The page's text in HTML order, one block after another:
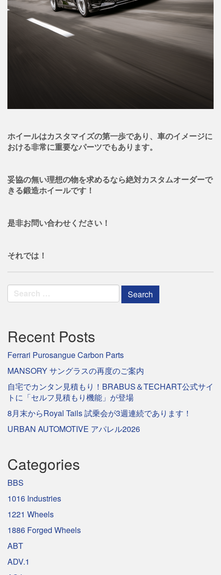
ホイールはカスタマイズの第一歩であり、車のイメージに
おける非常に重要なパーツでもあります。
妥協の無い理想の物を求めるなら絶対カスタムオーダーで
きる鍛造ホイールです！
是非お問い合わせください！
それでは！
Search
for:
Recent Posts
Ferrari Purosangue Carbon Parts
MANSORY サングラスの再度のご案内
自宅でカンタン見積もり！BRABUS＆TECHART公式サイ
トに「セルフ見積もり機能」が登場
8月末からRoyal Tails 試乗会が3週連続であります！
URBAN AUTOMOTIVE アパレル2026
Categories
BBS
1016 Industries
1221 Wheels
1886 Forged Wheels
ABT
ADV.1